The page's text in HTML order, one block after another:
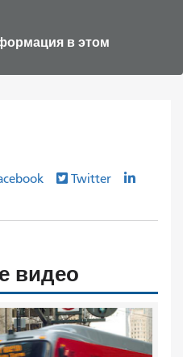
в этом
Twitter
видео